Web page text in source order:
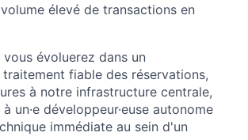
élevé de transactions en
vous évoluerez dans un
fiable des réservations,
à notre infrastructure centrale,
un·e développeur·euse autonome
immédiate au sein d'un